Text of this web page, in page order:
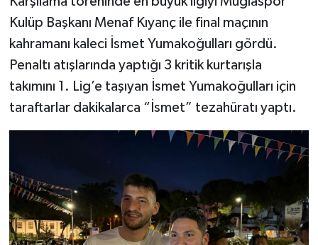
Kulüp Başkanı Menaf Kıyanç ile final maçının
kahramanı kaleci İsmet Yumakoğulları gördü.
Penaltı atışlarında yaptığı 3 kritik kurtarışla
takımını 1. Lig’e taşıyan İsmet Yumakoğulları için
taraftarlar dakikalarca “İsmet” tezahüratı yaptı.